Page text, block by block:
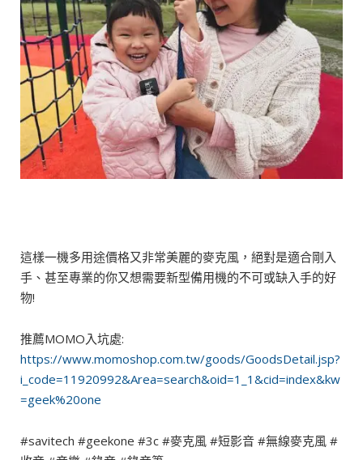
這樣一機多用途價格又非常美麗的麥克風，絕對是適合剛入
手、甚至專業的你又想需要新型備用機的不可或缺入手的好
物!
推薦MOMO入坑處:
https://www.momoshop.com.tw/goods/GoodsDetail.jsp?
i_code=11920992&Area=search&oid=1_1&cid=index&kw
=geek%20one
#savitech #geekone #3c #麥克風 #短影音 #無線麥克風 #